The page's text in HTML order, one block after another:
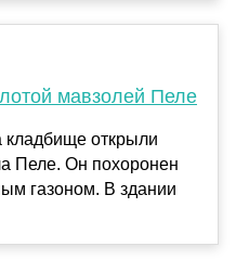
мавзолей Пеле
кладбище открыли
Пеле. Он похоронен
газоном. В здании